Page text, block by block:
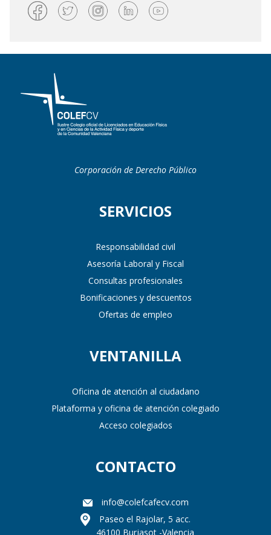
Corporación de Derecho Público
SERVICIOS
Responsabilidad civil
Asesoría Laboral y Fiscal
Consultas profesionales
Bonificaciones y descuentos
Ofertas de empleo
VENTANILLA
Oficina de atención al ciudadano
Plataforma y oficina de atención colegiado
Acceso colegiados
CONTACTO
info@colefcafecv.com
Paseo el Rajolar, 5 acc.
46100 Burjasot -Valencia